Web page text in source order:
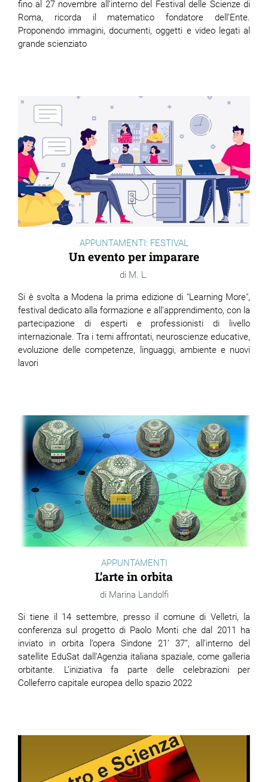
fino al 27 novembre all’interno del Festival delle Scienze di
Roma, ricorda il matematico fondatore dell’Ente.
Proponendo immagini, documenti, oggetti e video legati al
grande scienziato
APPUNTAMENTI: FESTIVAL
Un evento per imparare
M. L.
Si è svolta a Modena la prima edizione di "Learning More",
festival dedicato alla formazione e all’apprendimento, con la
partecipazione di esperti e professionisti di livello
internazionale. Tra i temi affrontati, neuroscienze educative,
evoluzione delle competenze, linguaggi, ambiente e nuovi
lavori
APPUNTAMENTI
L’arte in orbita
Marina Landolfi
Si tiene il 14 settembre, presso il comune di Velletri, la
conferenza sul progetto di Paolo Monti che dal 2011 ha
inviato in orbita l’opera Sindone 21’ 37’’, all’interno del
satellite EduSat dall’Agenzia italiana spaziale, come galleria
orbitante. L’iniziativa fa parte delle celebrazioni per
Colleferro capitale europea dello spazio 2022